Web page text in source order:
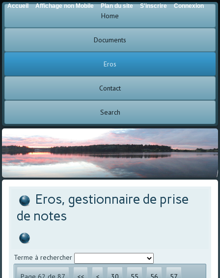
Home
Documents
Eros
Contact
Search
Eros, gestionnaire de prise
de notes
Terme à rechercher
Accueil Affichage non Mobile Plan du site S'inscrire Connexion